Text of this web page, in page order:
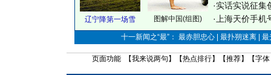
辽宁降第一场雪 图解中国(组图)
·实话实说征集
· 上海天价手
十一新闻之“最”： 最赤胆忠心 | 最扑朔迷离 |
页面功能 【我来说两句 】【热点排行】【推荐】【字体